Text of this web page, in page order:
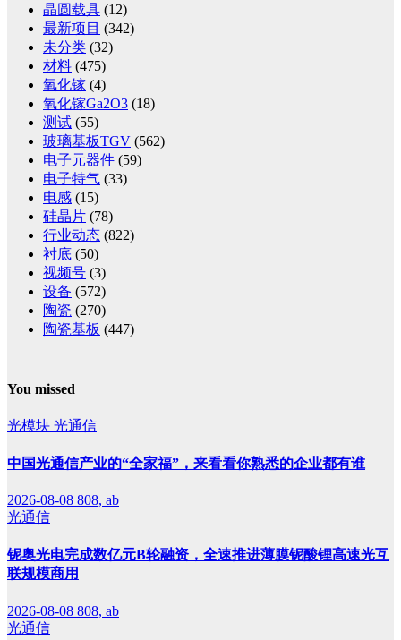
晶圆载具 (12)
最新项目 (342)
未分类 (32)
材料 (475)
氧化镓 (4)
氧化镓Ga2O3 (18)
测试 (55)
玻璃基板TGV (562)
电子元器件 (59)
电子特气 (33)
电感 (15)
硅晶片 (78)
行业动态 (822)
衬底 (50)
视频号 (3)
设备 (572)
陶瓷 (270)
陶瓷基板 (447)
You missed
光模块 光通信
中国光通信产业的“全家福”，来看看你熟悉的企业都有谁
2026-08-08 808, ab
光通信
铌奥光电完成数亿元B轮融资，全速推进薄膜铌酸锂高速光互
联规模商用
2026-08-08 808, ab
光通信